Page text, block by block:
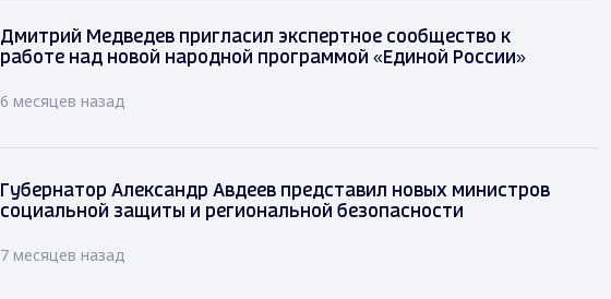
Дмитрий Медведев пригласил экспертное сообщество к
работе над новой народной программой «Единой России»
6 месяцев назад
Губернатор Александр Авдеев представил новых министров
социальной защиты и региональной безопасности
7 месяцев назад